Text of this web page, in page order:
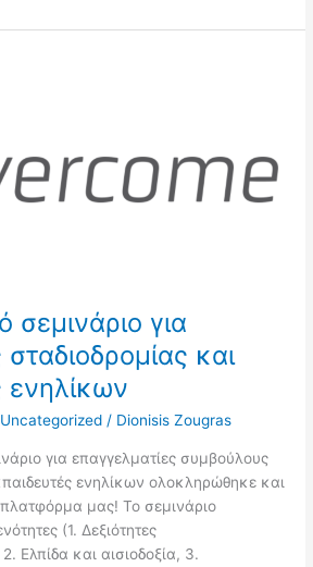
σεμινάριο για
και
ενηλίκων
Uncategorized / Dionisis Zougras
για επαγγελματίες συμβούλους
ενηλίκων ολοκληρώθηκε και
πλατφόρμα μας! Το σεμινάριο
(1. Δεξιότητες
Ελπίδα και αισιοδοξία, 3.